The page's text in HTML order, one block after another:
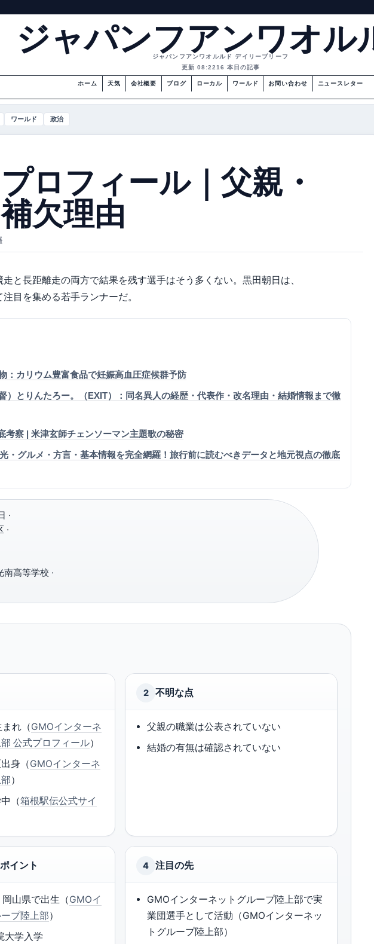
ジャパンフアンワオル
ジャパンフアンワオルルド デイリーブリーフ
更新 08:2216 本日の記事
ホーム 天気 会社概要 ブログ ローカル ワールド お問い合わせ ニュースレター
ワールド 政治
ロフィール｜父親・
欠理由
と長距離走の両方で結果を残す選手はそう多くない。黒田朝日は、
目を集める若手ランナーだ。
：カリウム豊富食品で妊娠高血圧症候群予防
）とりんたろー。（EXIT）：同名異人の経歴・代表作・改名理由・結婚情報まで徹
考察 | 米津玄師チェンソーマン主題歌の秘密
光・グルメ・方言・基本情報を完全網羅！旅行前に読むべきデータと地元視点の徹底
·
·
高等学校 ·
れ（GMOインターネ
公式プロフィール）
身（GMOインターネ
）
（箱根駅伝公式サイ
2 不明な点
父親の職業は公表されていない
結婚の有無は確認されていない
イント
山県で出生（GMOイ
プ陸上部）
大学入学
4 注目の先
GMOインターネットグループ陸上部で実
業団選手として活動（GMOインターネッ
トグループ陸上部）